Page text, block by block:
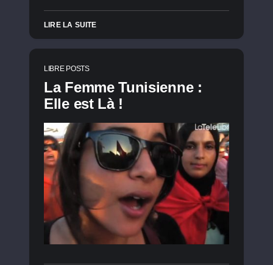
LIRE LA SUITE
LIBRE POSTS
La Femme Tunisienne :
Elle est Là !